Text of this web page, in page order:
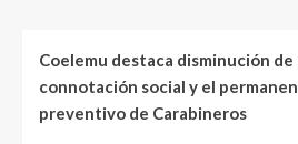
Coelemu destaca disminución
connotación social y el
preventivo de Carabineros